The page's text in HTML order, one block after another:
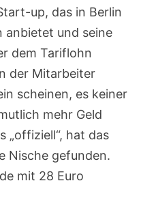
up, das in Berlin
anbietet und seine
dem Tariflohn
der Mitarbeiter
scheinen, es keiner
mehr Geld
„offiziell“, hat das
Nische gefunden.
mit 28 Euro